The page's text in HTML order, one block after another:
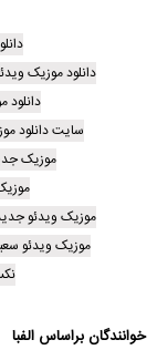
دانلود موزیک
سایت دانلود
موزیک
موزیک ویدئو
موزیک ویدئو
خوانندگان براساس الفبا